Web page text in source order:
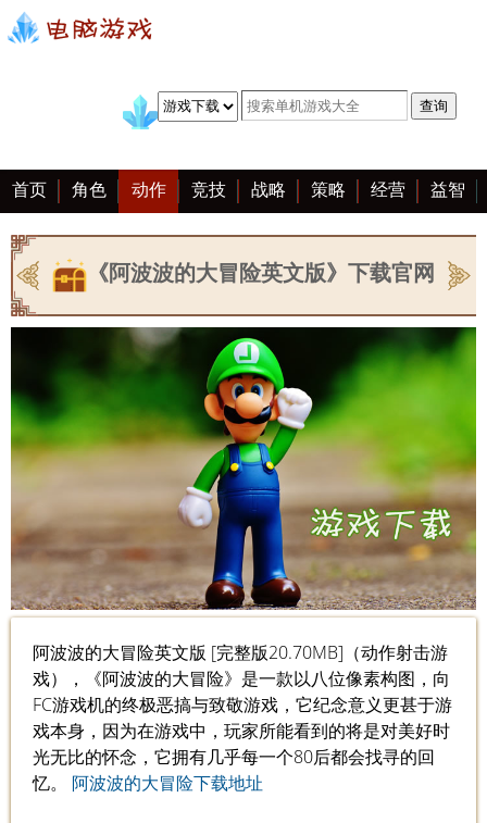
首页 角色 动作 竞技 战略 策略 经营 益智
冒险 棋牌 赛车 手游 恋爱 客户端 大全
《阿波波的大冒险英文版》下载官网
阿波波的大冒险英文版 [完整版20.70MB]（动作射击游
戏），《阿波波的大冒险》是一款以八位像素构图，向
FC游戏机的终极恶搞与致敬游戏，它纪念意义更甚于游
戏本身，因为在游戏中，玩家所能看到的将是对美好时
光无比的怀念，它拥有几乎每一个80后都会找寻的回
忆。 阿波波的大冒险下载地址